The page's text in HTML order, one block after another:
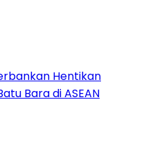
Hentikan
Bara di ASEAN